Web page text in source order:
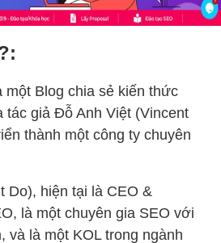
một Blog chia sẻ kiến thức
tác giả Đỗ Anh Việt (Vincent
thành một công ty chuyên
Do), hiện tại là CEO &
là một chuyên gia SEO với
và là một KOL trong ngành